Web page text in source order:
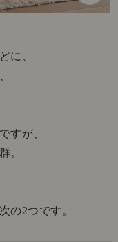
に、
すが、
。
の2つです。